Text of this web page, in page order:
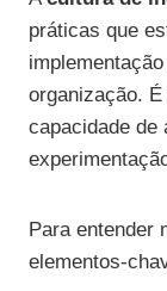
práticas que
organização.
capacidade de
Para entender
elementos-